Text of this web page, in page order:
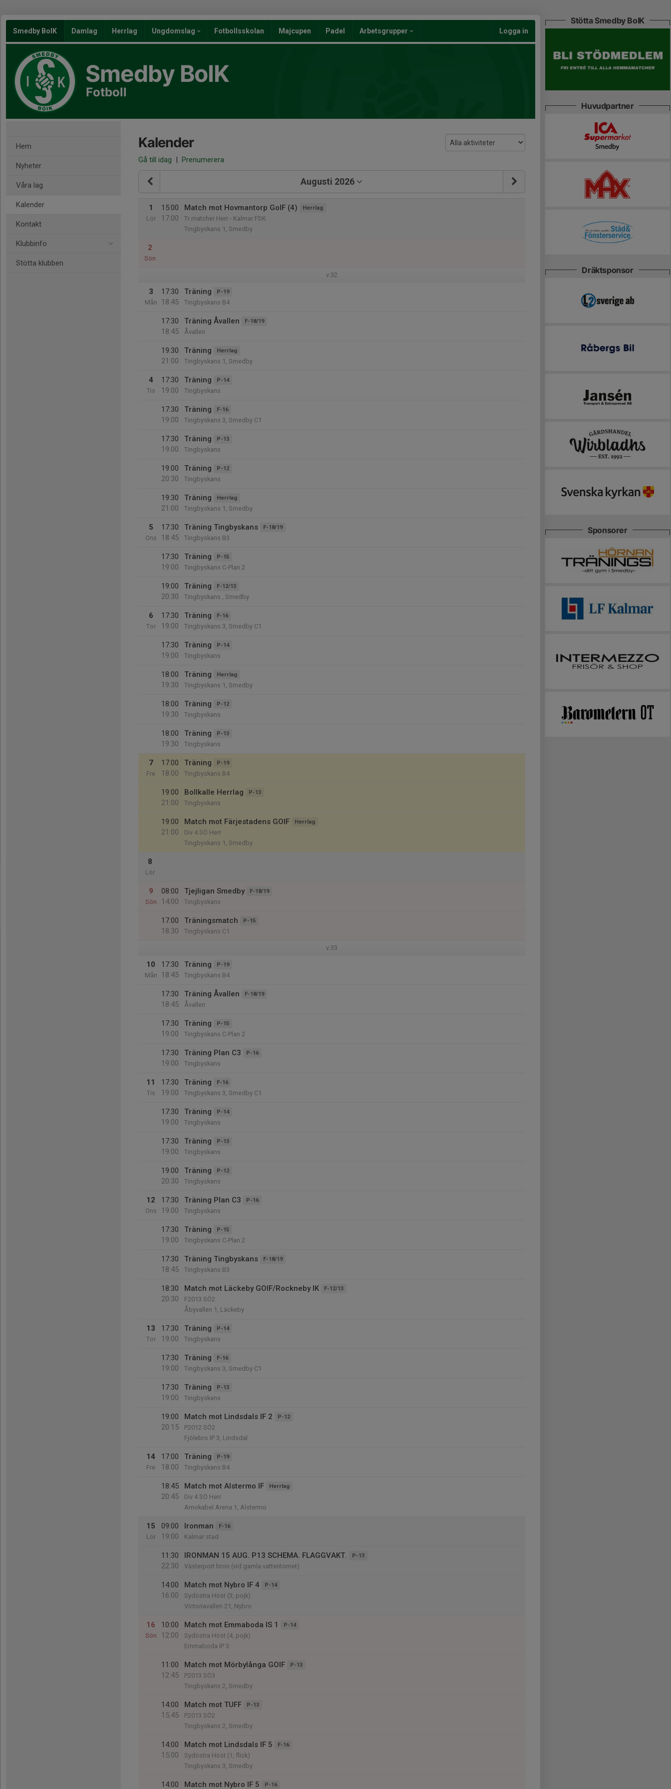
Smedby BoIK Damlag Herrlag Ungdomslag Fotbollsskolan Majcupen Padel Arbetsgrupper Logga in
Smedby BoIK
Fotboll
Hem
Nyheter
Våra lag
Kalender
Kontakt
Klubbinfo
Stötta klubben
Kalender
Gå till idag | Prenumerera
Augusti 2026
1
Lör
15:00
17:00
Match mot Hovmantorp GoIF (4) Herrlag
Tr.matcher Herr - Kalmar FDK
Tingbyskans 1, Smedby
2
Sön
v.32
3
Mån
17:30
18:45
Träning P-19
Tingbyskans B4
17:30
18:45
Träning Åvallen F-18/19
Åvallen
19:30
21:00
Träning Herrlag
Tingbyskans 1, Smedby
4
Tis
17:30
19:00
Träning P-14
Tingbyskans
17:30
19:00
Träning F-16
Tingbyskans 3, Smedby C1
17:30
19:00
Träning P-13
Tingbyskans
19:00
20:30
Träning P-12
Tingbyskans
19:30
21:00
Träning Herrlag
Tingbyskans 1, Smedby
5
Ons
17:30
18:45
Träning Tingbyskans F-18/19
Tingbyskans B3
17:30
19:00
Träning P-15
Tingbyskans C-Plan 2
19:00
20:30
Träning F-12/13
Tingbyskans , Smedby
6
Tor
17:30
19:00
Träning F-16
Tingbyskans 3, Smedby C1
17:30
19:00
Träning P-14
Tingbyskans
18:00
19:30
Träning Herrlag
Tingbyskans 1, Smedby
18:00
19:30
Träning P-12
Tingbyskans
18:00
19:30
Träning P-13
Tingbyskans
7
Fre
17:00
18:00
Träning P-19
Tingbyskans B4
19:00
21:00
Bollkalle Herrlag P-13
Tingbyskans
19:00
21:00
Match mot Färjestadens GOIF Herrlag
Div 4 SÖ Herr
Tingbyskans 1, Smedby
8
Lör
9
Sön
08:00
14:00
Tjejligan Smedby F-18/19
Tingbyskans
17:00
18:30
Träningsmatch P-15
Tingbyskans C1
v.33
10
Mån
17:30
18:45
Träning P-19
Tingbyskans B4
17:30
18:45
Träning Åvallen F-18/19
Åvallen
17:30
19:00
Träning P-15
Tingbyskans C-Plan 2
17:30
19:00
Träning Plan C3 P-16
Tingbyskans
11
Tis
17:30
19:00
Träning F-16
Tingbyskans 3, Smedby C1
17:30
19:00
Träning P-14
Tingbyskans
17:30
19:00
Träning P-13
Tingbyskans
19:00
20:30
Träning P-12
Tingbyskans
12
Ons
17:30
19:00
Träning Plan C3 P-16
Tingbyskans
17:30
19:00
Träning P-15
Tingbyskans C-Plan 2
17:30
18:45
Träning Tingbyskans F-18/19
Tingbyskans B3
18:30
20:30
Match mot Läckeby GOIF/Rockneby IK F-12/13
F2013 SÖ2
Åbyvallen 1, Läckeby
13
Tor
17:30
19:00
Träning P-14
Tingbyskans
17:30
19:00
Träning F-16
Tingbyskans 3, Smedby C1
17:30
19:00
Träning P-13
Tingbyskans
19:00
20:15
Match mot Lindsdals IF 2 P-12
P2012 SÖ2
Fjölebro IP 3, Lindsdal
14
Fre
17:00
18:00
Träning P-19
Tingbyskans B4
18:45
20:45
Match mot Alstermo IF Herrlag
Div 4 SÖ Herr
Amokabel Arena 1, Alstermo
15
Lör
09:00
19:00
Ironman F-16
Kalmar stad
11:30
22:30
IRONMAN 15 AUG. P13 SCHEMA. FLAGGVAKT. P-13
Västerport bron (vid gamla vattentornet)
14:00
16:00
Match mot Nybro IF 4 P-14
Sydöstra Höst (3, pojk)
Victoriavallen 21, Nybro
16
Sön
10:00
12:00
Match mot Emmaboda IS 1 P-14
Sydöstra Höst (4, pojk)
Emmaboda IP 3
11:00
12:45
Match mot Mörbylånga GOIF P-13
P2013 SÖ3
Tingbyskans 2, Smedby
14:00
15:45
Match mot TUFF P-13
P2013 SÖ2
Tingbyskans 2, Smedby
14:00
15:00
Match mot Lindsdals IF 5 F-16
Sydöstra Höst (1, flick)
Tingbyskans 3, Smedby
14:00 Match mot Nybro IF 5 P-16
Stötta Smedby BoIK
Huvudpartner
Dräktsponsor
Sponsorer